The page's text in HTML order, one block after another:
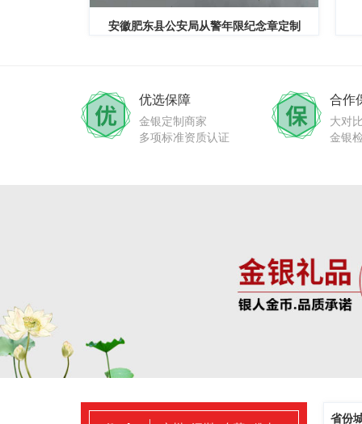
安徽肥东县公安局从警年限纪念章定制
优选保障
金银定制商家
多项标准资质认证
合作
大对
金银
省份